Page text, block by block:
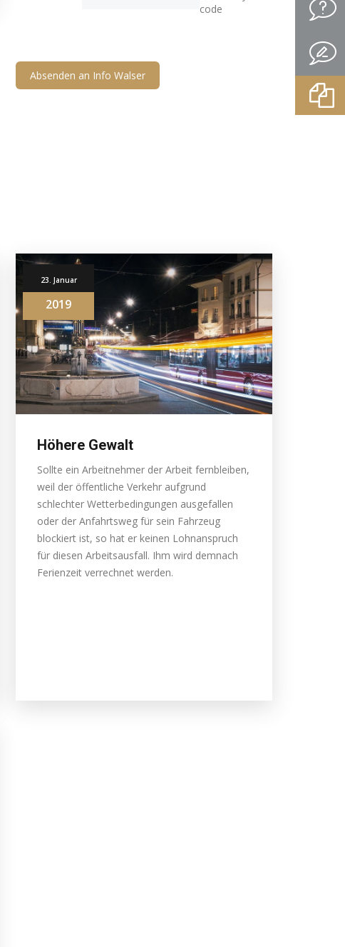
23. Januar
2019
Höhere Gewalt
Sollte ein Arbeitnehmer der Arbeit fernbleiben,
weil der öffentliche Verkehr aufgrund
schlechter Wetterbedingungen ausgefallen
oder der Anfahrtsweg für sein Fahrzeug
blockiert ist, so hat er keinen Lohnanspruch
für diesen Arbeitsausfall. Ihm wird demnach
Ferienzeit verrechnet werden.